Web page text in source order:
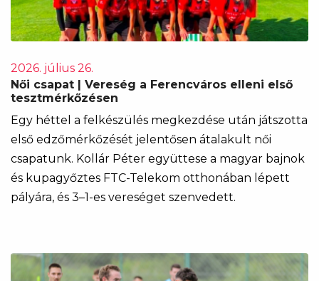
2026. július 26.
Női csapat | Vereség a Ferencváros elleni első
tesztmérkőzésen
Egy héttel a felkészülés megkezdése után játszotta
első edzőmérkőzését jelentősen átalakult női
csapatunk. Kollár Péter együttese a magyar bajnok
és kupagyőztes FTC-Telekom otthonában lépett
pályára, és 3–1-es vereséget szenvedett.